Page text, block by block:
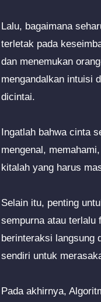
Lalu, bagaimana
terletak pada
dan menemukan
mengandalkan intuisi
dicintai.
Ingatlah bahwa cinta
mengenal,
kitalah yang harus
Selain itu, penting
sempurna atau terlalu
berinteraksi langsung
sendiri untuk
Pada akhirnya,